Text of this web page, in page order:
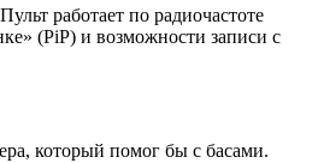
работает по радиочастоте
(PiP) и возможности записи с
который помог бы с басами.